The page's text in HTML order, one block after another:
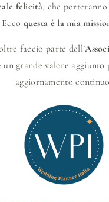
felicità, che
questa è la mia
faccio parte dell’
: un grande valore
aggiornamento